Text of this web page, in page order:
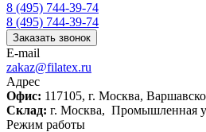
8 (495) 744-39-74
8 (495) 744-39-74
Заказать звонок
E-mail
zakaz@filatex.ru
Адрес
Офис: 117105, г. Москва,
Склад: г. Москва, Промышленная
Режим работы